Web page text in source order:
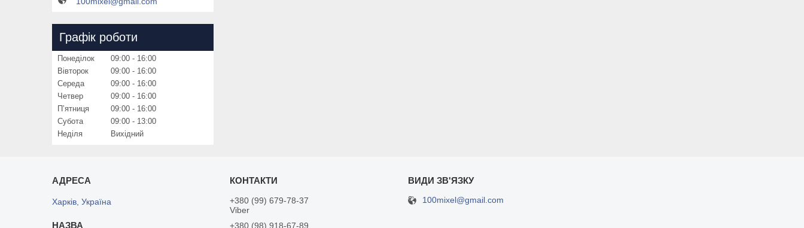
Графік роботи
Понеділок 09:00
16:00
Вівторок
09:00
16:00
Середа
09:00
16:00
Четвер
09:00
16:00
Пʼятниця
09:00
16:00
Субота
09:00
13:00
Неділя
Вихідний
Харків, Україна
+380 (99) 679-78-37
Viber
+380 (98) 918-67-89
100mixel@gmail.com